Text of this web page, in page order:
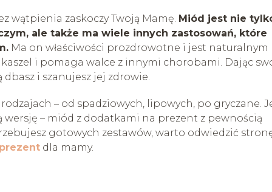
wątpienia zaskoczy Twoją Mamę. Miód jest nie
ale także ma wiele innych zastosowań, które
Ma on właściwości prozdrowotne i jest naturalnym
i pomaga walce z innymi chorobami. Dając
i szanujesz jej zdrowie.
– od spadziowych, lipowych, po gryczane.
– miód z dodatkami na prezent z pewnością
gotowych zestawów, warto odwiedzić
dla mamy.